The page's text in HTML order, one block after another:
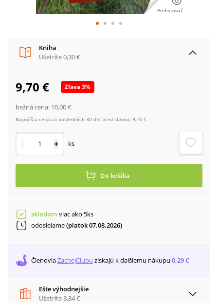
Prelistovať
Kniha
Ušetríte0,30 €
9,70 € Zľava3%
bežná cena: 10,00 €
Najnižšia cena za posledných 30 dní pred zľavou: 9,70 €
- + ks
Do košíka
skladom viac ako 5ks
odosielame(piatok 07.08.2026)
ČlenoviaZachejClubu získajú k ďalšiemu nákupu 0,29 €
Ešte výhodnejšie
Ušetríte3,84 €